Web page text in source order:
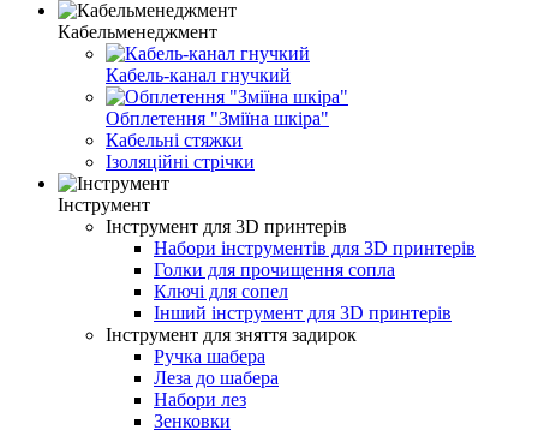
Кабельменеджмент
Кабель-канал гнучкий
Обплетення "Зміїна шкіра"
Кабельні стяжки
Ізоляційні стрічки
Інструмент
Інструмент для 3D принтерів
Набори інструментів для 3D принтерів
Голки для прочищення сопла
Ключі для сопел
Інший інструмент для 3D принтерів
Інструмент для зняття задирок
Ручка шабера
Леза до шабера
Набори лез
Зенковки